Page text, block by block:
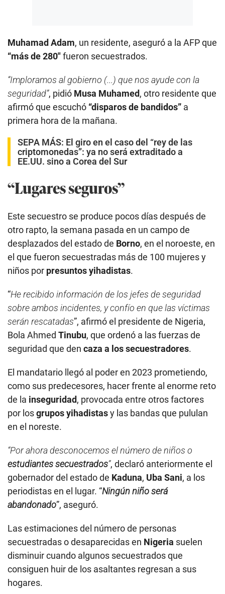
Muhamad Adam, un residente, aseguró a la AFP que
“más de 280″fueron secuestrados.
“Imploramos al gobierno (...) que nos ayude con la
seguridad”, pidió Musa Muhamed, otro residente que
afirmó que escuchó “disparos de bandidos” a
primera hora de la mañana.
SEPA MÁS: El giro en el caso del “rey de las
criptomonedas”: ya no será extraditado a
EE.UU. sino a Corea del Sur
“Lugares seguros”
Este secuestro se produce pocos días después de
otro rapto, la semana pasada en un campo de
desplazados del estado de Borno, en el noroeste, en
el que fueron secuestradas más de 100 mujeres y
niños por presuntos yihadistas.
“He recibido información de los jefes de seguridad
sobre ambos incidentes, y confío en que las víctimas
serán rescatadas”, afirmó el presidente de Nigeria,
Bola Ahmed Tinubu, que ordenó a las fuerzas de
seguridad que den caza a los secuestradores.
El mandatario llegó al poder en 2023 prometiendo,
como sus predecesores, hacer frente al enorme reto
de la inseguridad, provocada entre otros factores
por losgrupos yihadistasy las bandas que pululan
en el noreste.
“Por ahora desconocemos el número de niños o
estudiantes secuestrados”, declaró anteriormente el
gobernador del estado de Kaduna, Uba Sani, a los
periodistas en el lugar. “Ningún niño será
abandonado”, aseguró.
Las estimaciones del número de personas
secuestradas o desaparecidas en Nigeria suelen
disminuir cuando algunos secuestrados que
consiguen huir de los asaltantes regresan a sus
hogares.